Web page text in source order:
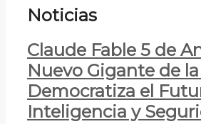
Noticias
Claude Fable 5 de
Nuevo Gigante de
Democratiza el
Inteligencia y